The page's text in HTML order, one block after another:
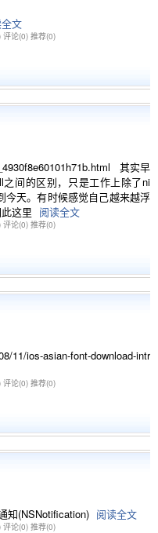
文
评论(0) 推荐(0)
其实早
间的区别，只是工作上除了ni
今天。有时候感觉自己越来越浮
这里 阅读全文
评论(0) 推荐(0)
11/ios-asian-font-download-intr
评论(0) 推荐(0)
知(NSNotification) 阅读全文
评论(0) 推荐(0)